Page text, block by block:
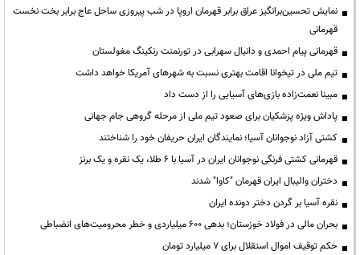
نمایش تحسین‌برانگیز عراق برابر قهرمان اروپا در شب پیروزی ساحل عاج برابر بخت نخست
قهرمانی
قهرمانی پیام احمدی و دانیال سهرابی در تورنمنت رنکینگ مغولستان
تیم ملی در تیخوانا اقامت بهتری نسبت به شهرهای آمریکا خواهد داشت
مبینا نعمت‌زاده بازی‌های آسیایی را از دست داد
پاداش ویژه پزشکیان برای صعود تیم ملی از مرحله گروهی جام جهانی
کشتی آزاد نوجوانان آسیا؛‌ نمایندگان ایران حریفان خود را شناختند
قهرمانی کشتی فرنگی نوجوانان ایران در آسیا با ۶ طلا، یک نقره و یک برنز
دختران والیبال ایران قهرمان "کاوا" شدند
نقره آسیا بر گردن دختر دونده ایران
بحران مالی در فولاد خوزستان؛ بدهی ۶۰۰ میلیاردی و خطر محرومیت‌های انضباطی
حکم توقیف اموال استقلال برای ۷ میلیارد تومان